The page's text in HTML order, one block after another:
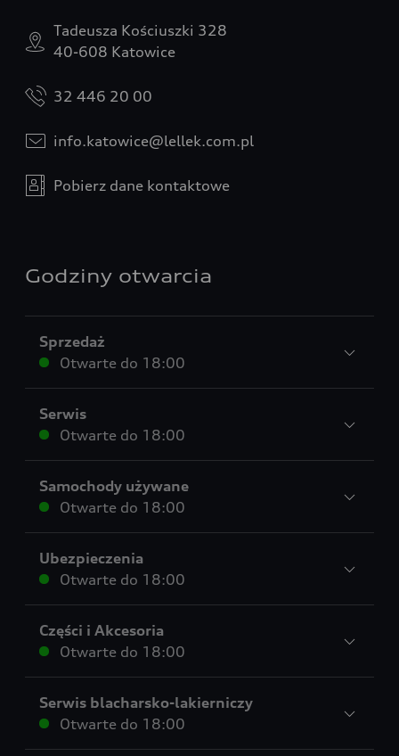
Tadeusza Kościuszki 328
40-608 Katowice
32 446 20 00
info.katowice@lellek.com.pl
Pobierz dane kontaktowe
Godziny otwarcia
Sprzedaż
Otwarte do 18:00
Serwis
Otwarte do 18:00
Samochody używane
Otwarte do 18:00
Ubezpieczenia
Otwarte do 18:00
Części i Akcesoria
Otwarte do 18:00
Serwis blacharsko-lakierniczy
Otwarte do 18:00